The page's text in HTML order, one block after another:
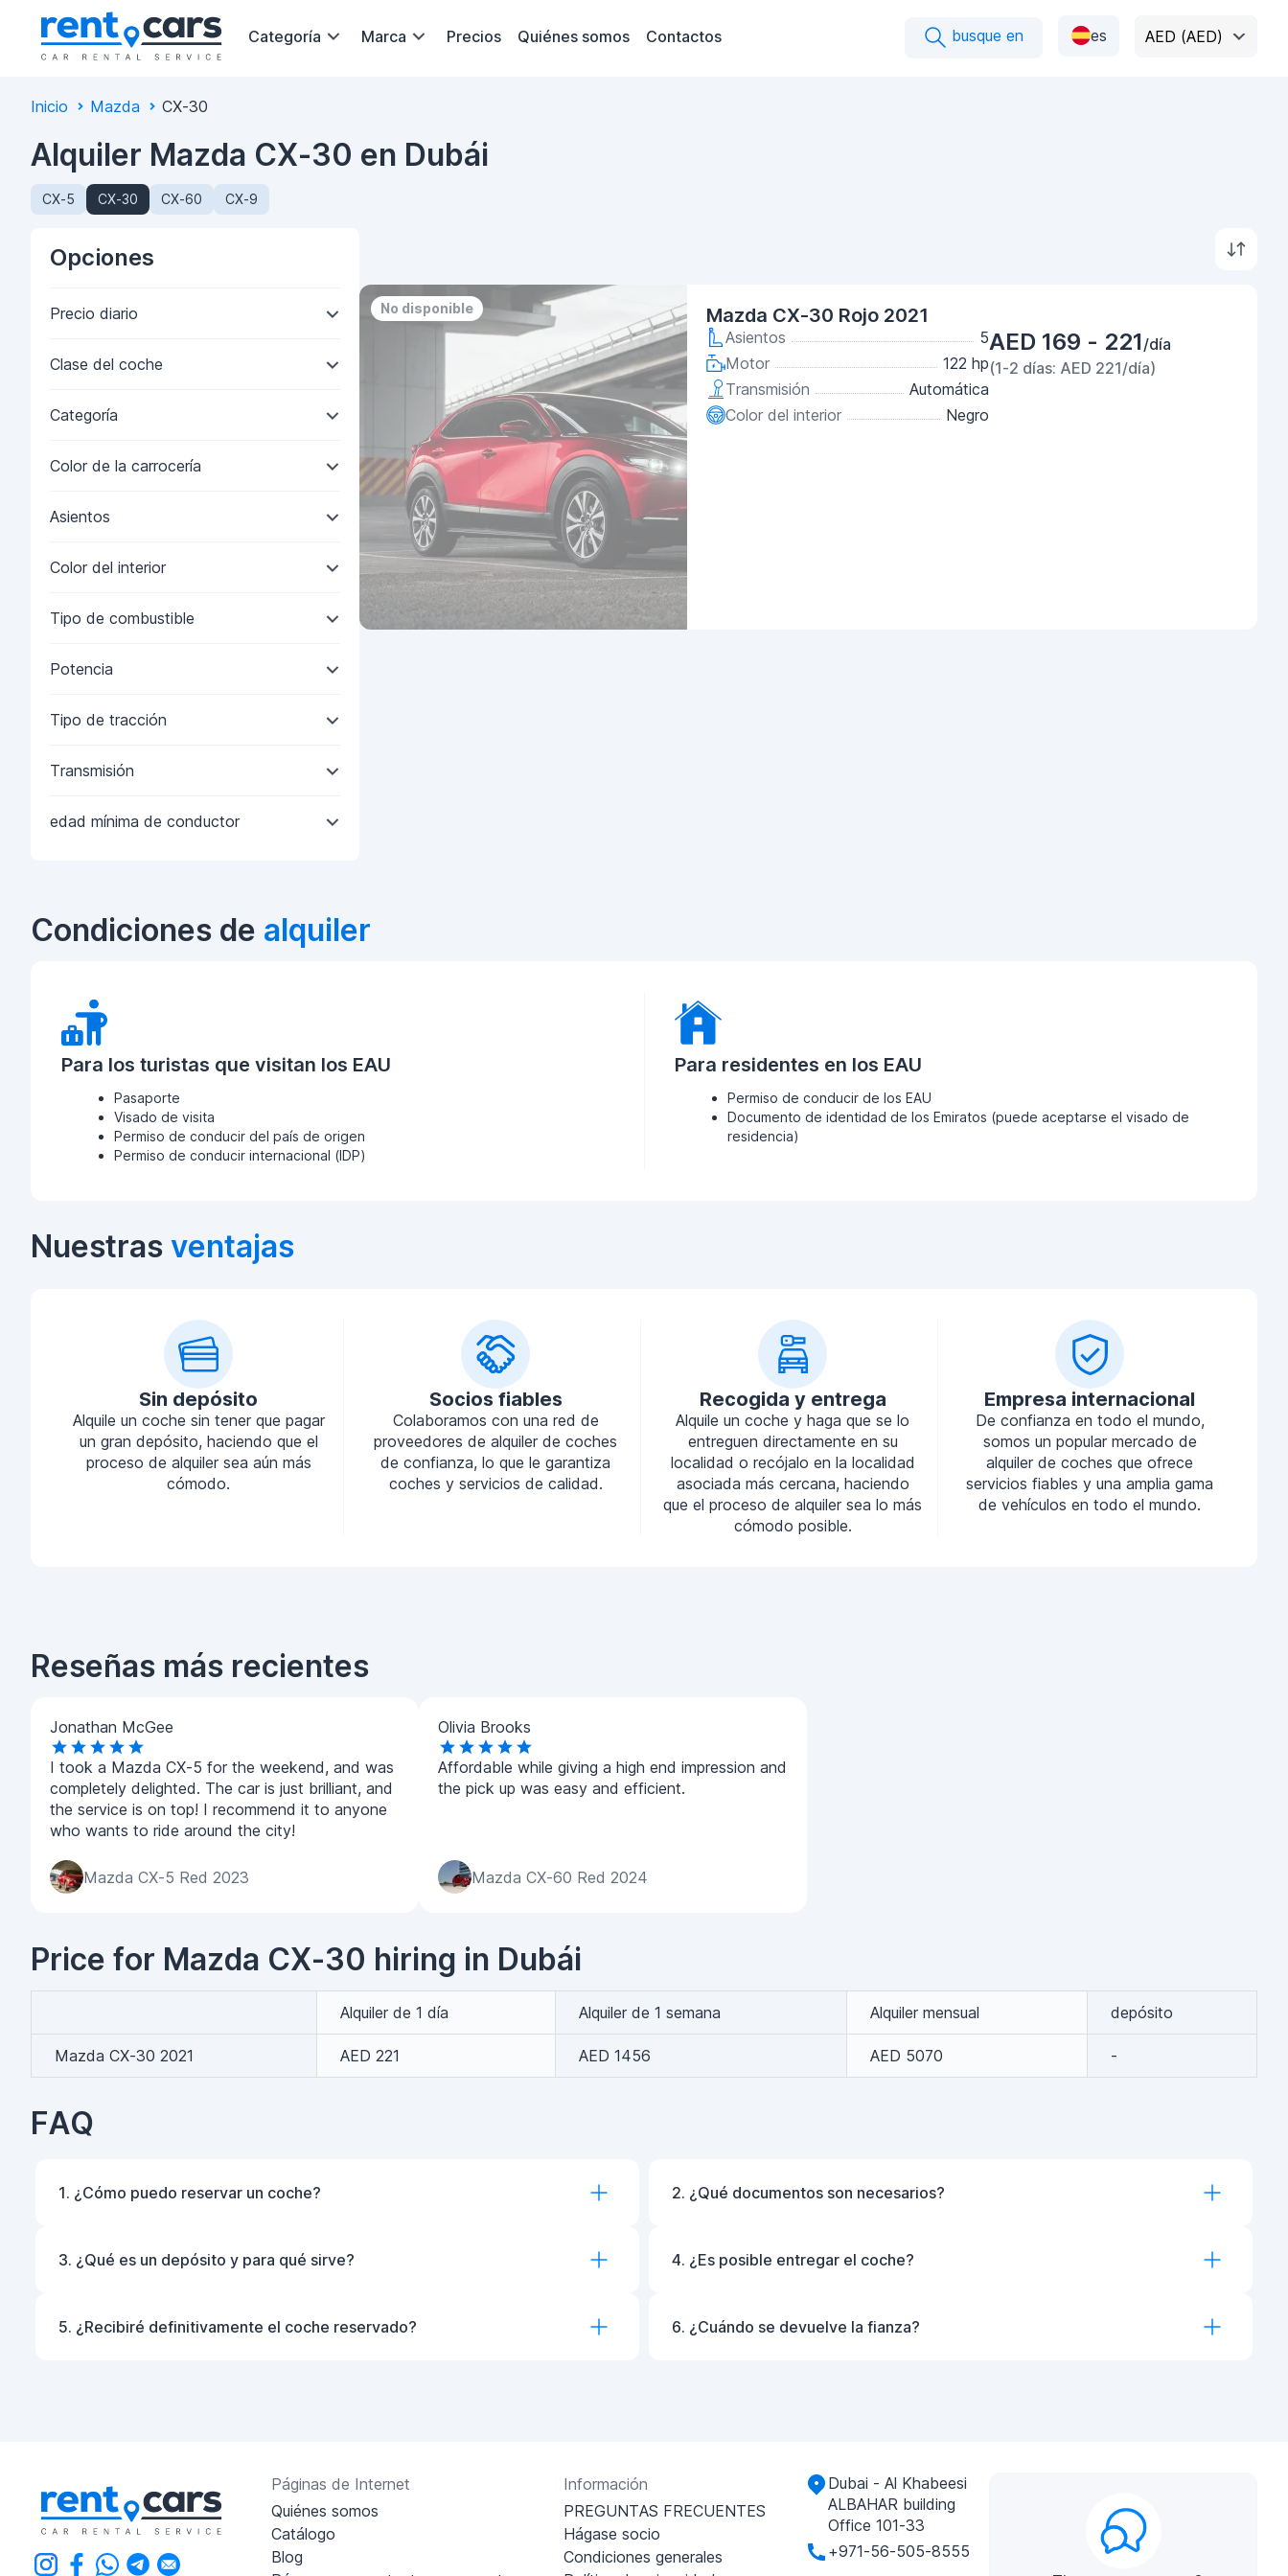
Categoría Marca Precios Quiénes somos Contactos busque en es AED (AED)
Inicio Mazda CX-30
Alquiler Mazda CX-30 en Dubái
CX-5 CX-30 CX-60 CX-9
Opciones
Precio diario
Clase del coche
Categoría
Color de la carrocería
Asientos
Color del interior
Tipo de combustible
Potencia
Tipo de tracción
Transmisión
edad mínima de conductor
No disponible Mazda CX-30 Rojo 2021
Asientos
5
Motor
122 hp
Transmisión
Automática
Color del interior
Negro
AED 169 - 221/día
(1-2 días: AED 221/día)
Condiciones de alquiler
Para los turistas que visitan los EAU
Pasaporte
Visado de visita
Permiso de conducir del país de origen
Permiso de conducir internacional (IDP)
Para residentes en los EAU
Permiso de conducir de los EAU
Documento de identidad de los Emiratos (puede aceptarse el visado de
residencia)
Nuestras ventajas
Sin depósito
Alquile un coche sin tener que pagar
un gran depósito, haciendo que el
proceso de alquiler sea aún más
cómodo.
Socios fiables
Colaboramos con una red de
proveedores de alquiler de coches
de confianza, lo que le garantiza
coches y servicios de calidad.
Recogida y entrega
Alquile un coche y haga que se lo
entreguen directamente en su
localidad o recójalo en la localidad
asociada más cercana, haciendo
que el proceso de alquiler sea lo más
cómodo posible.
Empresa internacional
De confianza en todo el mundo,
somos un popular mercado de
alquiler de coches que ofrece
servicios fiables y una amplia gama
de vehículos en todo el mundo.
Reseñas más recientes
Jonathan McGee
I took a Mazda CX-5 for the weekend, and was
completely delighted. The car is just brilliant, and
the service is on top! I recommend it to anyone
who wants to ride around the city!
Mazda CX-5 Red 2023
Olivia Brooks
Affordable while giving a high end impression and
the pick up was easy and efficient.
Mazda CX-60 Red 2024
Price for Mazda CX-30 hiring in Dubái
Alquiler de 1 día Alquiler de 1 semana Alquiler mensual depósito
Mazda CX-30 2021 AED 221 AED 1456 AED 5070 -
FAQ
1. ¿Cómo puedo reservar un coche?
3. ¿Qué es un depósito y para qué sirve?
5. ¿Recibiré definitivamente el coche reservado?
2. ¿Qué documentos son necesarios?
4. ¿Es posible entregar el coche?
6. ¿Cuándo se devuelve la fianza?
Páginas de Internet
Quiénes somos
Catálogo
Blog
Información
PREGUNTAS FRECUENTES
Hágase socio
Condiciones generales
Dubai - Al Khabeesi
ALBAHAR building
Office 101-33
+971-56-505-8555